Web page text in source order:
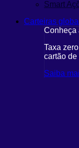
Smart
Carteiras
Conheça
Taxa
cartão
Saiba